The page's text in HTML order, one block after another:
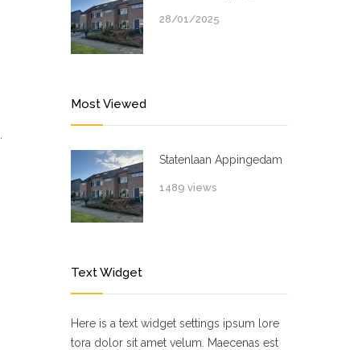
28/01/2025
Most Viewed
Statenlaan Appingedam
1489 views
Text Widget
Here is a text widget settings ipsum lore
tora dolor sit amet velum. Maecenas est